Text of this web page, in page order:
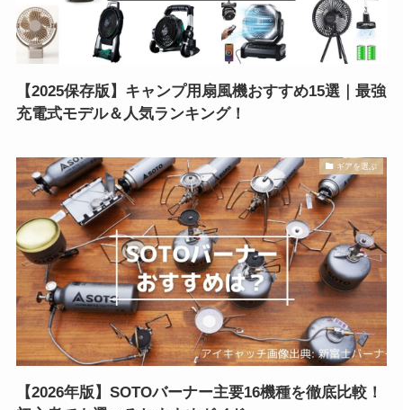
【2025保存版】キャンプ用扇風機おすすめ15選｜最強
充電式モデル＆人気ランキング！
ギアを選ぶ
【2026年版】SOTOバーナー主要16機種を徹底比較！